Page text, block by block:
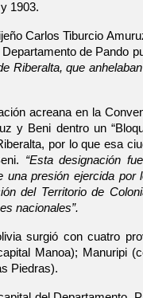
1903.
Carlos Tiburcio
de Pando
Riberalta, que
acreana en la
y Beni dentro un
por lo que esa
“Esta designación
una presión ejercida por
del Territorio de
nacionales”.
surgió con cuatro
Manoa); Manuripi
Piedras).